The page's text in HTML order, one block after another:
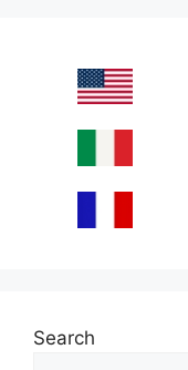
Search